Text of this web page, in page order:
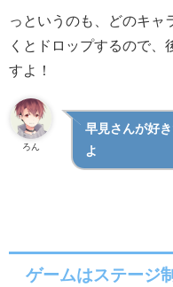
っというのも、どのキャ
くとドロップするので、
すよ！
ろん
早見さんが好
よ
ゲームはステージ制